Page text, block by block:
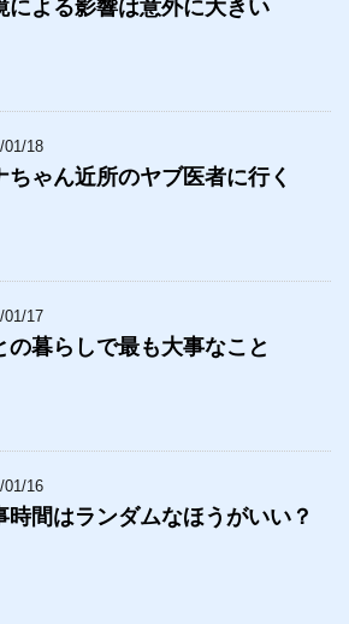
による影響は意外に大きい
01/18
ちゃん近所のヤブ医者に行く
01/17
の暮らしで最も大事なこと
01/16
時間はランダムなほうがいい？